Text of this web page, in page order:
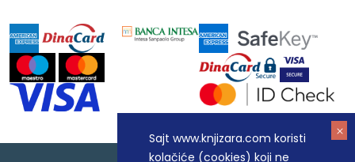
Sajt www.knjizara.com koristi
kolačiće (cookies) koji ne